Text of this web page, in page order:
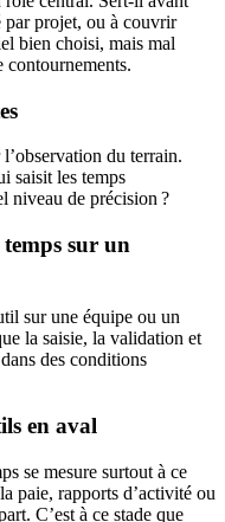
par projet, ou à couvrir
bien choisi, mais mal
contournements.
du terrain.
saisit les temps
niveau de précision ?
temps sur un
sur une équipe ou un
la saisie, la validation et
des conditions
en aval
se mesure surtout à ce
paie, rapports d’activité ou
C’est à ce stade que